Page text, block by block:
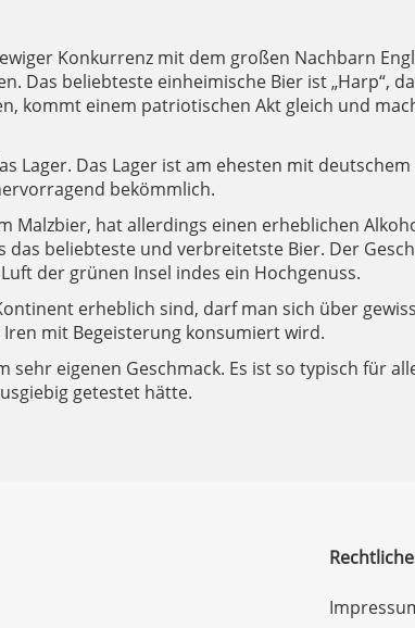
Konkurrenz mit dem großen Nachbarn
Das beliebteste einheimische Bier ist „Harp“,
kommt einem patriotischen Akt gleich und
Lager. Das Lager ist am ehesten mit
bekömmlich.
Malzbier, hat allerdings einen erheblichen
beliebteste und verbreitetste Bier. Der
der grünen Insel indes ein Hochgenuss.
erheblich sind, darf man sich über
mit Begeisterung konsumiert wird.
eigenen Geschmack. Es ist so typisch für
getestet hätte.